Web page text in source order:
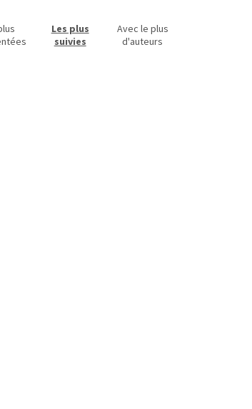
Les plus
suivies
Avec le plus
d'auteurs